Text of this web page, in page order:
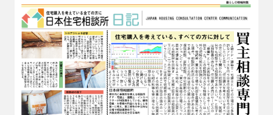
コ
テ
ン
ツ
へ
ス
キ
ッ
プ